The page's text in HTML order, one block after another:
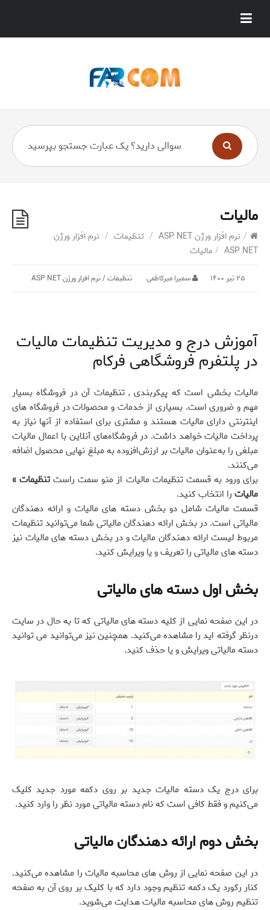
مالیات
/ نرم افزار ورژن ASP NET / تنظیمات / نرم افزار ورژن
ASP NET
/ مالیات
۲۵ تیر ۱۴۰۰ سمیرا میرکاظمی تنظیمات/نرم افزار ورژن ASP NET
آموزش درج و مدیریت تنظیمات مالیات
در پلتفرم فروشگاهی فرکام
مالیات بخشی است که پیکربندی , تنظیمات آن در فروشگاه بسیار
مهم و ضروری است. بسیاری از خدمات و محصولات در فروشگاه های
اینترنتی دارای مالیات هستند و مشتری برای استفاده از آنها نیاز به
پرداخت مالیات خواهد داشت. در فروشگاه‌های آنلاین با اعمال مالیات
مبلغی را به‌عنوان مالیات بر ارزش‌افزوده به مبلغ نهایی محصول اضافه
می‌کنند.
برای ورود به قسمت تنظیمات مالیات از منو سمت راستتنظیمات »
مالیات را انتخاب کنید.
قسمت مالیات شامل دو بخش دسته های مالیات و ارائه دهندگان
مالیاتی است. در بخش ارائه دهندگان مالیاتی شما می‌توانید تنظیمات
مربوط لیست ارائه دهندگان مالیات و در بخش دسته های مالیات نیز
دسته های مالیاتی را تعریف و یا ویرایش کنید.
بخش اول دسته های مالیاتی
در این صفحه نمایی از کلیه دسته های مالیاتی که تا به حال در سایت
درنظر گرفته اید را مشاهده می‌کنید. همچنین نیز می‌توانید می توانید
دسته مالیاتی ویرایش و یا حذف کنید.
برای درج یک دسته مالیات جدید بر روی دکمه مورد جدید کلیک
می‌کنیم و فقط کافی است که نام دسته مالیاتی مورد نظر را وارد کنید.
بخش دوم ارائه دهندگان مالیاتی
در این صفحه نمایی از روش های محاسبه مالیات را مشاهده می‌کنید.
کنار رکورد یک دکمه تنظیم وجود دارد که با کلیک بر روی آن به صفحه
تنظیم روش های محاسبه مالیات هدایت می‌شوید.